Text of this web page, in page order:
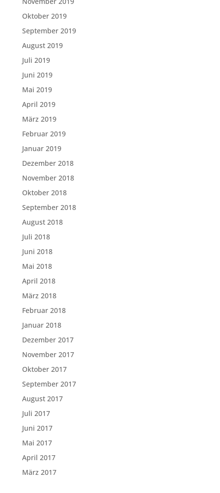
Oktober 2019
September 2019
August 2019
Juli 2019
Juni 2019
Mai 2019
April 2019
März 2019
Februar 2019
Januar 2019
Dezember 2018
November 2018
Oktober 2018
September 2018
August 2018
Juli 2018
Juni 2018
Mai 2018
April 2018
März 2018
Februar 2018
Januar 2018
Dezember 2017
November 2017
Oktober 2017
September 2017
August 2017
Juli 2017
Juni 2017
Mai 2017
April 2017
März 2017